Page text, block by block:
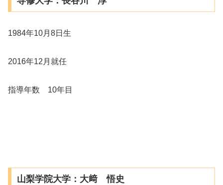
1984年10月8日生
2016年12月就任
指導年数 10年目
山梨学院大学：大﨑 悟史